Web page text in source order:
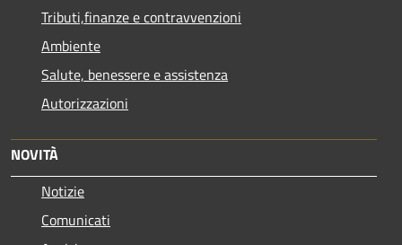
Tributi,finanze e contravvenzioni
Ambiente
Salute, benessere e assistenza
Autorizzazioni
NOVITÀ
Notizie
Comunicati